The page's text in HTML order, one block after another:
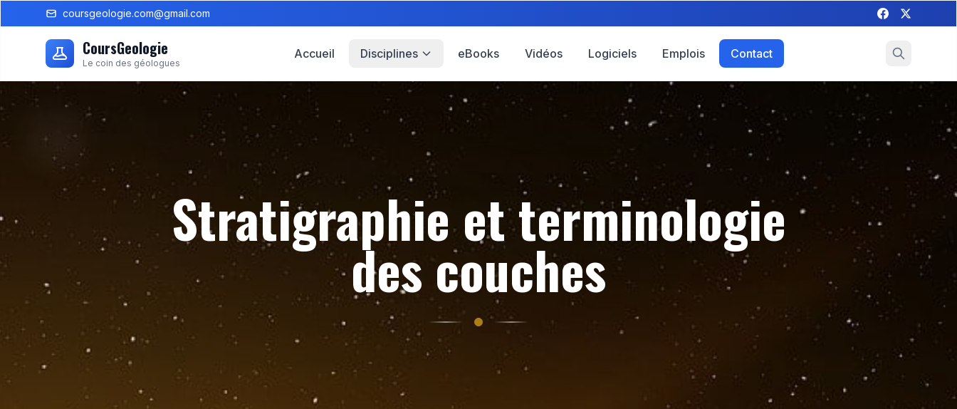
coursgeologie.com@gmail.com
CoursGeologie
Le coin des géologues
Accueil Disciplines eBooks Vidéos Logiciels Emplois Contact
Stratigraphie et terminologie
des couches